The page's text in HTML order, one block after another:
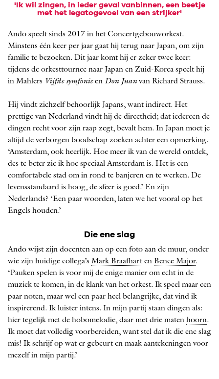
'Ik wil zingen, in ieder geval vanbinnen, een beetje
met het legatogevoel van een strijker'
Ando speelt sinds 2017 in het Concertgebouworkest.
Minstens één keer per jaar gaat hij terug naar Japan, om zijn
familie te bezoeken. Dit jaar komt hij er zeker twee keer:
tijdens de orkesttournee naar Japan en Zuid-Korea speelt hij
in Mahlers Vijfde symfonieen Don Juanvan Richard Strauss.
Hij vindt zichzelf behoorlijk Japans, want indirect. Het
prettige van Nederland vindt hij de directheid; dat iedereen de
dingen recht voor zijn raap zegt, bevalt hem. In Japan moet je
altijd de verborgen boodschap zoeken achter een opmerking.
‘Amsterdam, ook heerlijk. Hoe meer ik van de wereld ontdek,
des te beter zie ik hoe speciaal Amsterdam is. Het is een
comfortabele stad om in rond te banjeren en te werken. De
levensstandaard is hoog, de sfeer is goed.’ En zijn
Nederlands? ‘Een paar woorden, laten we het vooral op het
Engels houden.’
Die ene slag
Ando wijst zijn docenten aan op een foto aan de muur, onder
wie zijn huidige collega’s Mark Braafharten Bence Major.
‘Pauken spelen is voor mij de enige manier om echt in de
muziek te komen, in de klank van het orkest. Ik speel maar een
paar noten, maar wel een paar heel belangrijke, dat vind ik
inspirerend. Ik luister intens. In mijn partij staan dingen als:
hier tegelijk met de hobomelodie, daar met drie maten hoorn.
Ik moet dat volledig voorbereiden, want stel dat ik die ene slag
mis! Ik schrijf op wat er gebeurt en maak aantekeningen voor
mezelf in mijn partij.’